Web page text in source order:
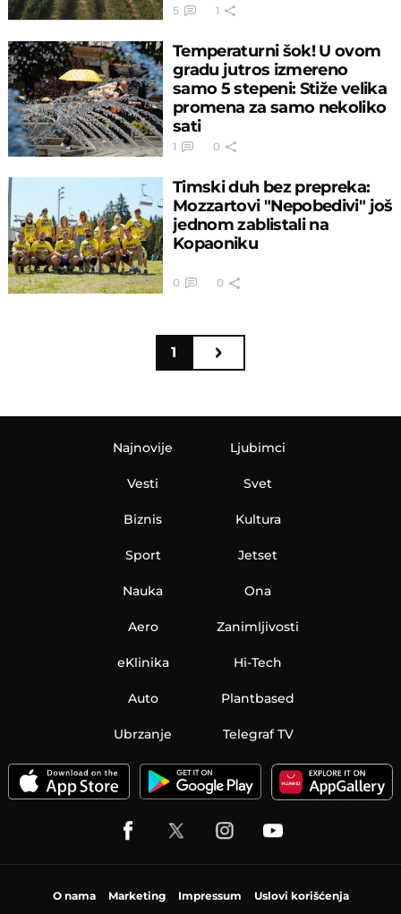
5 1
Temperaturni šok! U ovom
gradu jutros izmereno
samo 5 stepeni: Stiže velika
promena za samo nekoliko
sati
1 0
Timski duh bez prepreka:
Mozzartovi "Nepobedivi" još
jednom zablistali na
Kopaoniku
0 0
1
Najnovije
Vesti
Biznis
Sport
Nauka
Aero
Ljubimci
Svet
Kultura
Jetset
Ona
Zanimljivosti
eKlinika Hi-Tech
Auto Plantbased
Ubrzanje Telegraf TV
O nama Marketing Impressum Uslovi korišćenja